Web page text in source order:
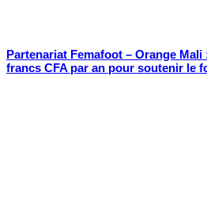
Partenariat Femafoot – Orange Mali
francs CFA par an pour soutenir le